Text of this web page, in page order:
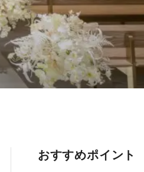
おすすめポイント